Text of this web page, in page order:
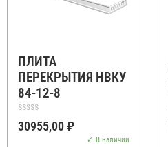
ПЛИТА
ПЕРЕКРЫТИЯ НВКУ
84-12-8
Оценка
0
30955,00₽
В наличии